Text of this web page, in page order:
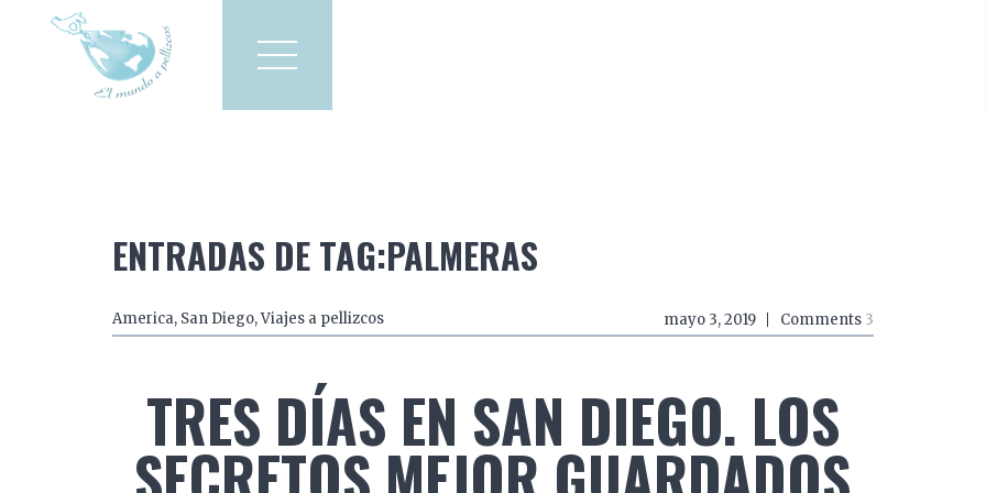
Viajes a pellizcos
ENTRADAS DE TAG:PALMERAS
America, San Diego,Viajes a pellizcos mayo 3, 2019 Comments 3
TRES DÍAS EN SAN DIEGO. LOS